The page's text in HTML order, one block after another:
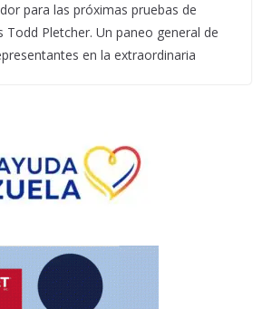
para las próximas pruebas de
Todd Pletcher. Un paneo general de
en la extraordinaria